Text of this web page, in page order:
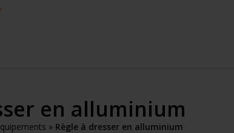
en alluminium
» Règle à dresser en alluminium